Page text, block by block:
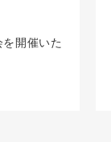
開催いた